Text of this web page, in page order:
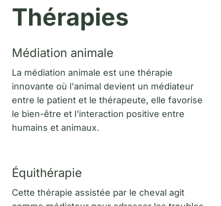
Thérapies
Médiation animale
La médiation animale est une thérapie
innovante où l'animal devient un médiateur
entre le patient et le thérapeute, elle favorise
le bien-être et l'interaction positive entre
humains et animaux.
Équithérapie
Cette thérapie assistée par le cheval agit